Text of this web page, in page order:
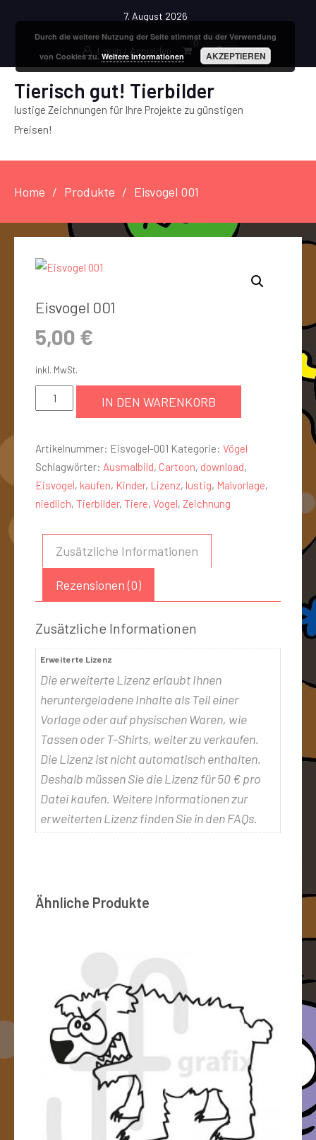
7. August 2026
Login / Anmelden
0
Tierisch gut! Tierbilder
lustige Zeichnungen für Ihre Projekte zu günstigen
Preisen!
Home Produkte Eisvogel 001
Eisvogel 001
5,00 €
inkl. MwSt.
IN DEN WARENKORB
Artikelnummer: Eisvogel-001 Kategorie: Vögel
Schlagwörter: Ausmalbild, Cartoon, download,
Eisvogel, kaufen, Kinder, Lizenz, lustig, Malvorlage,
niedlich, Tierbilder, Tiere, Vogel, Zeichnung
Zusätzliche Informationen
Rezensionen (0)
Zusätzliche Informationen
Erweiterte Lizenz
Die erweiterte Lizenz erlaubt Ihnen
heruntergeladene Inhalte als Teil einer
Vorlage oder auf physischen Waren, wie
Tassen oder T-Shirts, weiter zu verkaufen.
Die Lizenz ist nicht automatisch enthalten.
Deshalb müssen Sie die Lizenz für 50 € pro
Datei kaufen. Weitere Informationen zur
erweiterten Lizenz finden Sie in den FAQs.
Ähnliche Produkte
Durch die weitere Nutzung der Seite stimmst du der Verwendung
von Cookies zu.Weitere Informationen AKZEPTIEREN